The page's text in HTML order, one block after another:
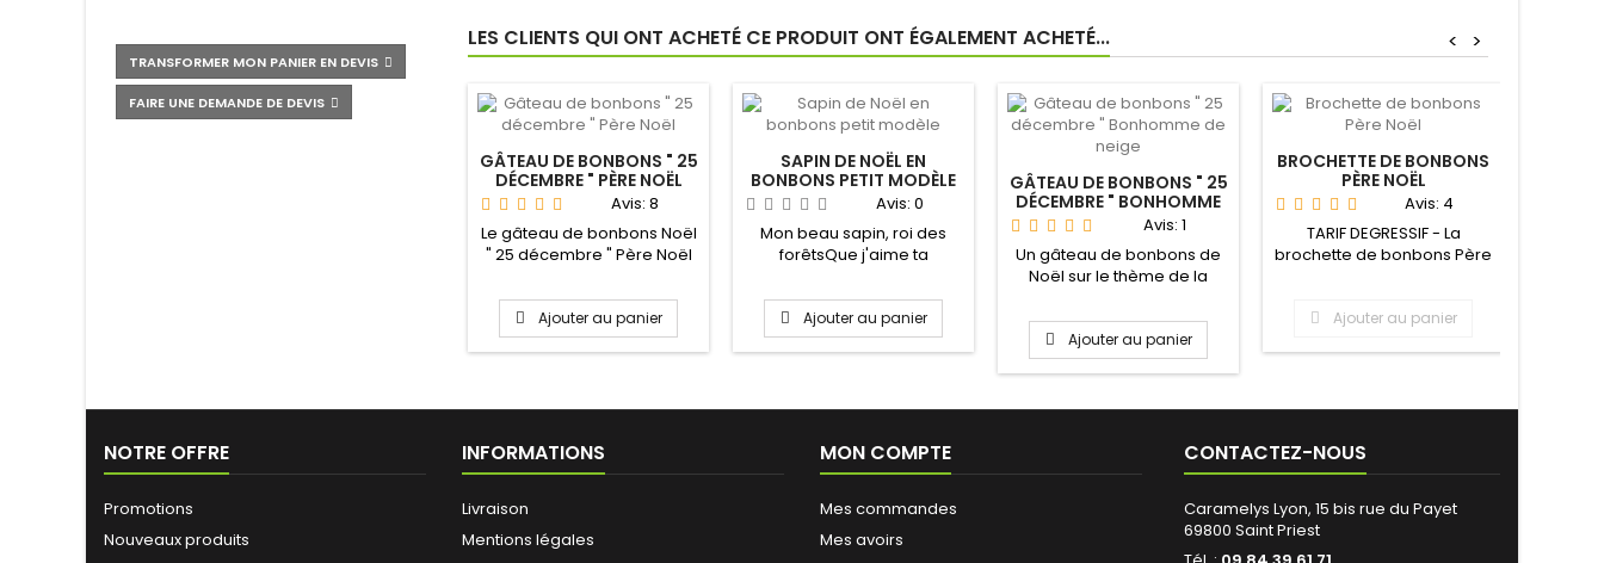
TRANSFORMER MON PANIER EN DEVIS
FAIRE UNE DEMANDE DE DEVIS
LES CLIENTS QUI ONT ACHETÉ CE PRODUIT ONT ÉGALEMENT ACHETÉ... >
<
GÂTEAU DE BONBONS " 25
DÉCEMBRE " PÈRE NOËL
Avis: 8
Le gâteau de bonbons Noël
" 25 décembre " Père Noël
Ajouter au panier
SAPIN DE NOËL EN
BONBONS PETIT MODÈLE
Avis: 0
Mon beau sapin, roi des
forêtsQue j'aime ta
Ajouter au panier
GÂTEAU DE BONBONS " 25
DÉCEMBRE " BONHOMME
DE NEIGEAvis: 1
Un gâteau de bonbons de
Noël sur le thème de la
le...
Ajouter au panier
BROCHETTE DE BONBONS
PÈRE NOËL
Avis: 4
TARIF DEGRESSIF - La
brochette de bonbons Père
Ajouter au panier
NOTRE OFFRE
Promotions
Nouveaux produits
INFORMATIONS
Livraison
Mentions légales
MON COMPTE
Mes commandes
Mes avoirs
CONTACTEZ-NOUS
Caramelys Lyon, 15 bis rue du Payet
69800 Saint Priest